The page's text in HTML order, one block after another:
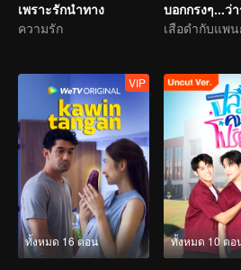
เพราะรักนำทาง
ความรัก
บอกกรงๆ...ว่
เสือดำกับแพ
ทั้งหมด 16 ตอน
VIP
ทั้งหมด 10 ตอ